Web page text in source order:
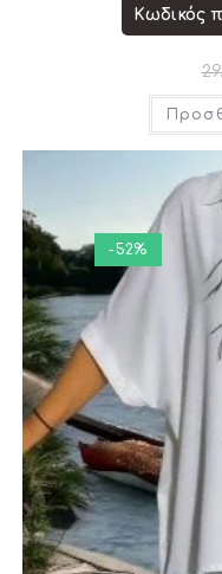
Κωδικός
-52%